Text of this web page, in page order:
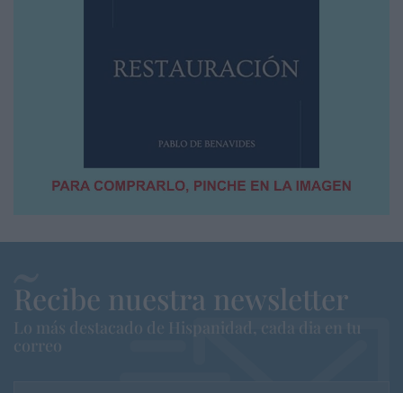
Recibe nuestra newsletter
Lo más destacado de Hispanidad, cada dia en tu
correo